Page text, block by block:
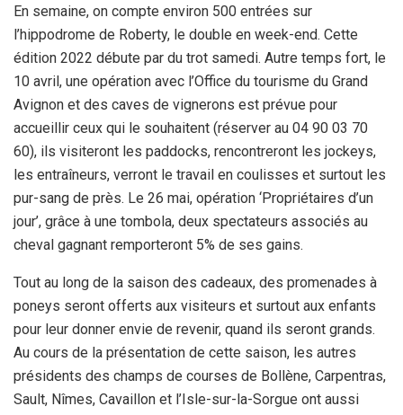
En semaine, on compte environ 500 entrées sur
l’hippodrome de Roberty, le double en week-end. Cette
édition 2022 débute par du trot samedi. Autre temps fort, le
10 avril, une opération avec l’Office du tourisme du Grand
Avignon et des caves de vignerons est prévue pour
accueillir ceux qui le souhaitent (réserver au 04 90 03 70
60), ils visiteront les paddocks, rencontreront les jockeys,
les entraîneurs, verront le travail en coulisses et surtout les
pur-sang de près. Le 26 mai, opération ‘Propriétaires d’un
jour’, grâce à une tombola, deux spectateurs associés au
cheval gagnant remporteront 5% de ses gains.
Tout au long de la saison des cadeaux, des promenades à
poneys seront offerts aux visiteurs et surtout aux enfants
pour leur donner envie de revenir, quand ils seront grands.
Au cours de la présentation de cette saison, les autres
présidents des champs de courses de Bollène, Carpentras,
Sault, Nîmes, Cavaillon et l’Isle-sur-la-Sorgue ont aussi